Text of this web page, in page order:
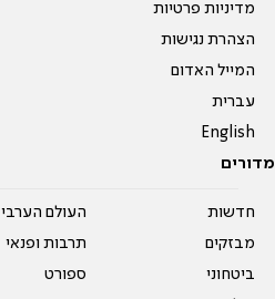
מדיניות פרטיות
הצהרת נגישות
המייל האדום
עברית
English
מדורים
חדשות
מבזקים
ביטחוני
העולם הערבי
תרבות ופנאי
ספורט